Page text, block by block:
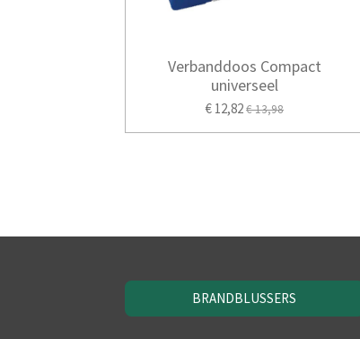
Verbanddoos Compact
universeel
€ 12,82€ 13,98
BRANDBLUSSERS